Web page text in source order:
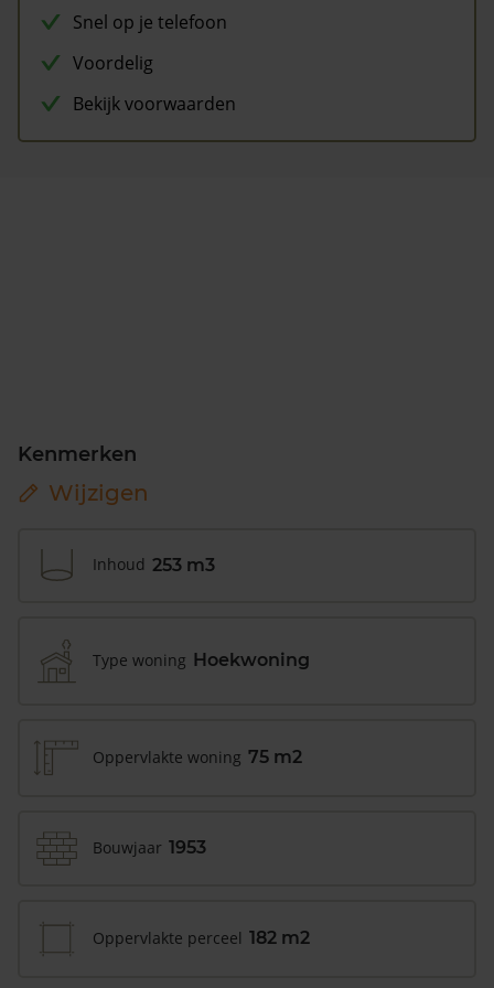
Snel op je telefoon
Voordelig
Bekijk voorwaarden
Kenmerken
Wijzigen
Inhoud 253 m3
Type woning Hoekwoning
Oppervlakte woning 75 m2
Bouwjaar 1953
Oppervlakte perceel 182 m2